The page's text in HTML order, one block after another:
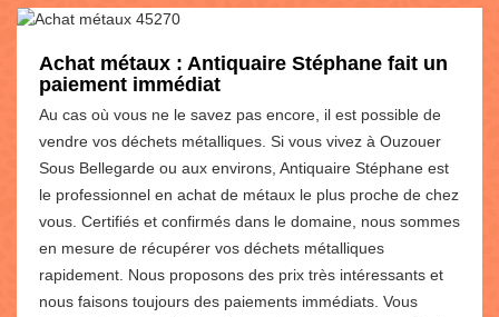
Achat métaux : Antiquaire Stéphane fait un
paiement immédiat
Au cas où vous ne le savez pas encore, il est possible de
vendre vos déchets métalliques. Si vous vivez à Ouzouer
Sous Bellegarde ou aux environs, Antiquaire Stéphane est
le professionnel en achat de métaux le plus proche de chez
vous. Certifiés et confirmés dans le domaine, nous sommes
en mesure de récupérer vos déchets métalliques
rapidement. Nous proposons des prix très intéressants et
nous faisons toujours des paiements immédiats. Vous